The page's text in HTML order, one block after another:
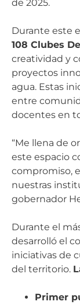
de 2025.
Durante este
108 Clubes
creatividad y
proyectos
agua. Estas
entre
docentes en
“Me llena de
este espacio
compromiso,
nuestras
gobernador
Durante el
desarrolló el
iniciativas de
del territorio.
Primer